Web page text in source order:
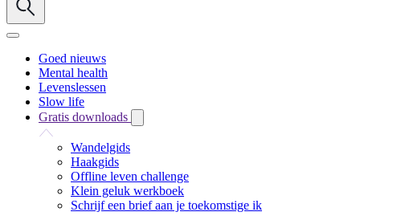
Goed nieuws
Mental health
Levenslessen
Slow life
Gratis downloads
Wandelgids
Haakgids
Offline leven challenge
Klein geluk werkboek
Schrijf een brief aan je toekomstige ik